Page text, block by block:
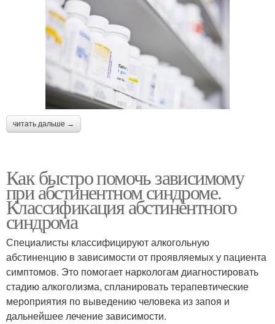
читать дальше →
Как быстро помочь зависимому
при абстинентном синдроме.
Классификация абстинентного
синдрома
Специалисты классифицируют алкогольную
абстиненцию в зависимости от проявляемых у пациента
симптомов. Это помогает наркологам диагностировать
стадию алкоголизма, спланировать терапевтические
мероприятия по выведению человека из запоя и
дальнейшее лечение зависимости.